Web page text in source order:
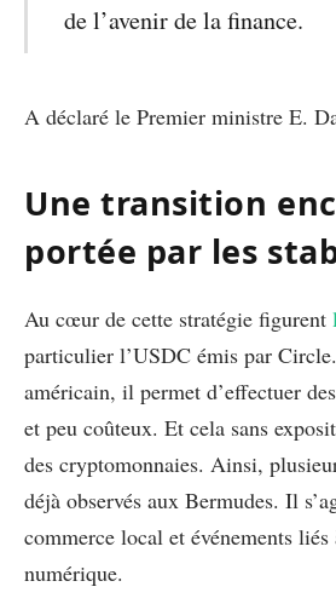
de l’avenir de la finance.
A déclaré le Premier ministre E.
Une transition
portée par les
Au cœur de cette stratégie figurent
particulier l’USDC émis par
américain, il permet d’effectuer
et peu coûteux. Et cela sans
des cryptomonnaies. Ainsi,
déjà observés aux Bermudes. Il
commerce local et événements
numérique.